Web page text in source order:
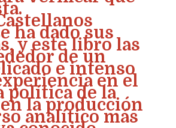
ha dado sus
y este libro las
de un
e intenso
en el
política de la
la producción
analítico más